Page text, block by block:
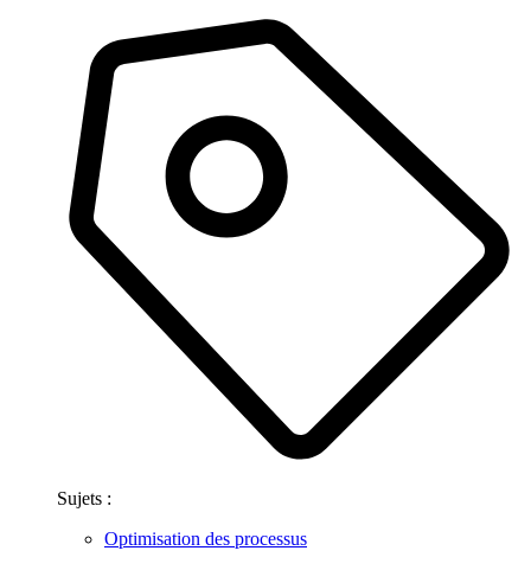
Sujets :
Optimisation des processus